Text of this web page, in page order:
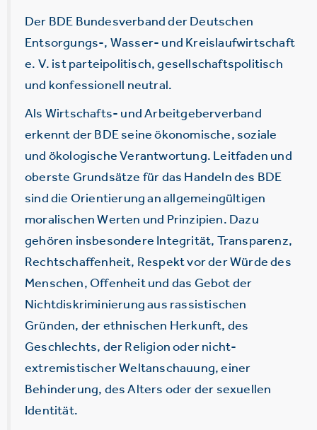
Der BDE Bundesverband der Deutschen
Entsorgungs-, Wasser- und Kreislaufwirtschaft
e. V. ist parteipolitisch, gesellschaftspolitisch
und konfessionell neutral.
Als Wirtschafts- und Arbeitgeberverband
erkennt der BDE seine ökonomische, soziale
und ökologische Verantwortung. Leitfaden und
oberste Grundsätze für das Handeln des BDE
sind die Orientierung an allgemeingültigen
moralischen Werten und Prinzipien. Dazu
gehören insbesondere Integrität, Transparenz,
Rechtschaffenheit, Respekt vor der Würde des
Menschen, Offenheit und das Gebot der
Nichtdiskriminierung aus rassistischen
Gründen, der ethnischen Herkunft, des
Geschlechts, der Religion oder nicht-
extremistischer Weltanschauung, einer
Behinderung, des Alters oder der sexuellen
Identität.